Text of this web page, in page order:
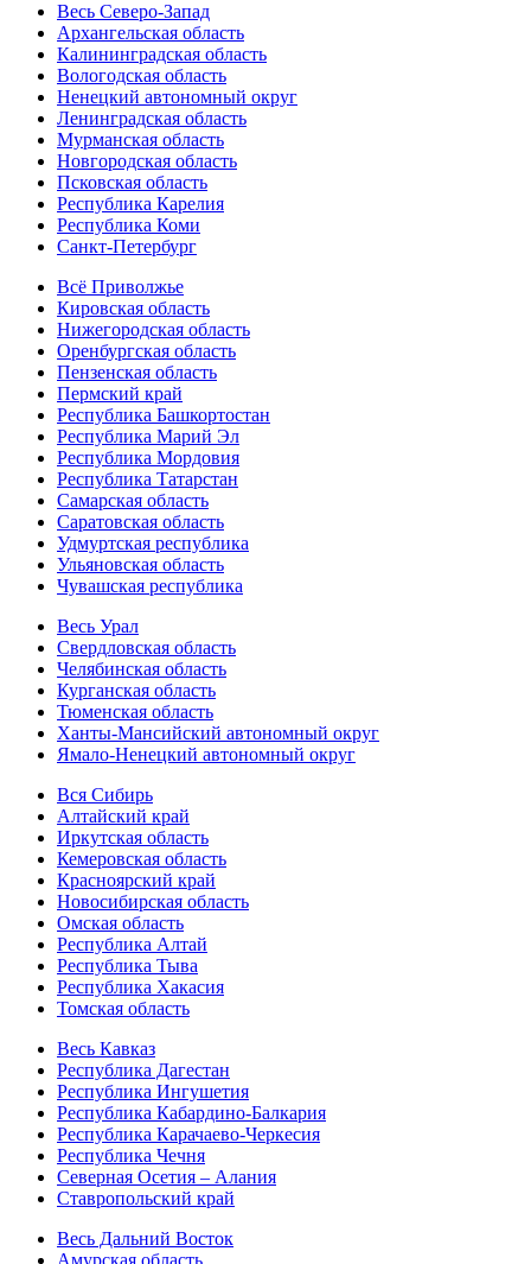
Весь Северо-Запад
Архангельская область
Калининградская область
Вологодская область
Ненецкий автономный округ
Ленинградская область
Мурманская область
Новгородская область
Псковская область
Республика Карелия
Республика Коми
Санкт-Петербург
Всё Приволжье
Кировская область
Нижегородская область
Оренбургская область
Пензенская область
Пермский край
Республика Башкортостан
Республика Марий Эл
Республика Мордовия
Республика Татарстан
Самарская область
Саратовская область
Удмуртская республика
Ульяновская область
Чувашская республика
Весь Урал
Свердловская область
Челябинская область
Курганская область
Тюменская область
Ханты-Мансийский автономный округ
Ямало-Ненецкий автономный округ
Вся Сибирь
Алтайский край
Иркутская область
Кемеровская область
Красноярский край
Новосибирская область
Омская область
Республика Алтай
Республика Тыва
Республика Хакасия
Томская область
Весь Кавказ
Республика Дагестан
Республика Ингушетия
Республика Кабардино-Балкария
Республика Карачаево-Черкесия
Республика Чечня
Северная Осетия – Алания
Ставропольский край
Весь Дальний Восток
Амурская область